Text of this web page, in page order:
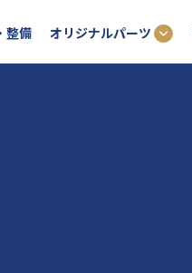
整備 オリジナルパーツ